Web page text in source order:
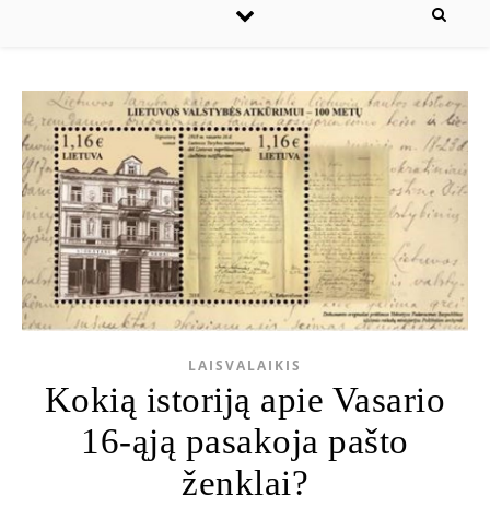
LAISVALAIKIS
Kokią istoriją apie Vasario
16-ąją pasakoja pašto
ženklai?